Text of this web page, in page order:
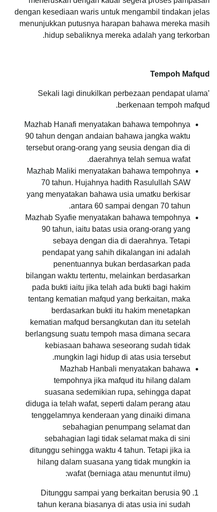
dengan kesediaan waris untuk mengambil tindakan jelas
menunjukkan putusnya harapan bahawa mereka masih
hidup sebaliknya mereka adalah yang terkorban.
Tempoh Mafqud
Sekali lagi dinukilkan perbezaan pendapat ulama’
berkenaan tempoh mafqud.
Mazhab Hanafi menyatakan bahawa tempohnya
90 tahun dengan andaian bahawa jangka waktu
tersebut orang-orang yang seusia dengan dia di
daerahnya telah semua wafat.
Mazhab Maliki menyatakan bahawa tempohnya
70 tahun. Hujahnya hadith Rasulullah SAW
yang menyatakan bahawa usia umatku berkisar
antara 60 sampai dengan 70 tahun.
Mazhab Syafie menyatakan bahawa tempohnya
90 tahun, iaitu batas usia orang-orang yang
sebaya dengan dia di daerahnya. Tetapi
pendapat yang sahih dikalangan ini adalah
penentuannya bukan berdasarkan pada
bilangan waktu tertentu, melainkan berdasarkan
pada bukti iaitu jika telah ada bukti bagi hakim
tentang kematian mafqud yang berkaitan, maka
berdasarkan bukti itu hakim menetapkan
kematian mafqud bersangkutan dan itu setelah
berlangsung suatu tempoh masa dimana secara
kebiasaan bahawa seseorang sudah tidak
mungkin lagi hidup di atas usia tersebut.
Mazhab Hanbali menyatakan bahawa
tempohnya jika mafqud itu hilang dalam
suasana sedemikian rupa, sehingga dapat
diduga ia telah wafat, seperti dalam perang atau
tenggelamnya kenderaan yang dinaiki dimana
sebahagian penumpang selamat dan
sebahagian lagi tidak selamat maka di sini
ditunggu sehingga waktu 4 tahun. Tetapi jika ia
hilang dalam suasana yang tidak mungkin ia
wafat (berniaga atau menuntut ilmu):
Ditunggu sampai yang berkaitan berusia 90
tahun kerana biasanya di atas usia ini sudah